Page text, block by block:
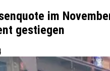
im
gestiegen